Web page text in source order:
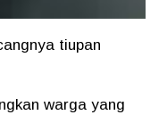
tiupan
warga yang